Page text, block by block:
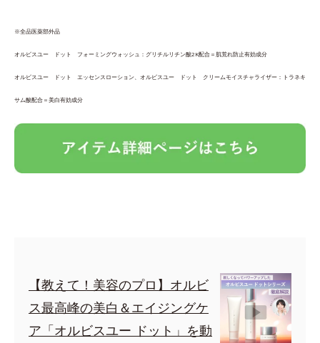
※全品医薬部外品
オルビスユー ドット フォーミングウォッシュ：グリチルリチン酸2K配合＝肌荒れ防止有効成分
オルビスユー ドット エッセンスローション、オルビスユー ドット クリームモイスチャライザー：トラネキ
サム酸配合＝美白有効成分
【教えて！美容のプロ】オルビ
ス最高峰の美白＆エイジングケ
ア「オルビスユー ドット」を動